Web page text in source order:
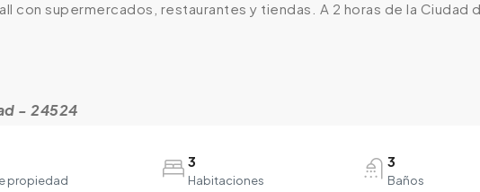
con supermercados, restaurantes y tiendas. A 2 horas de la Ciudad
- 24524
propiedad
3
Habitaciones
3
Baños